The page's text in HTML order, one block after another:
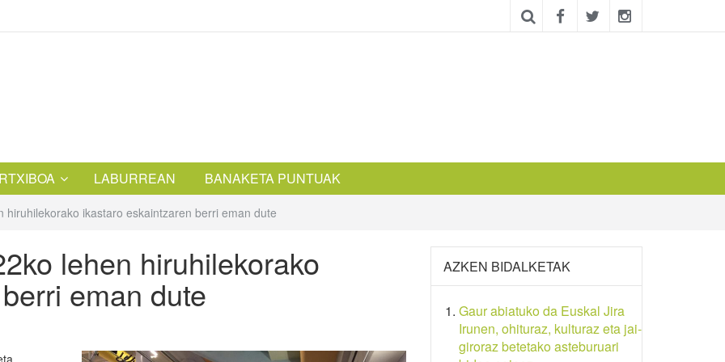
LABURREAN BANAKETA PUNTUAK
hiruhilekorako ikastaro eskaintzaren berri eman dute
lehen hiruhilekorako
eman dute
AZKEN BIDALKETAK
Gaur abiatuko da Euskal Jira
Irunen, ohituraz, kulturaz eta jai-
giroraz betetako asteburuari